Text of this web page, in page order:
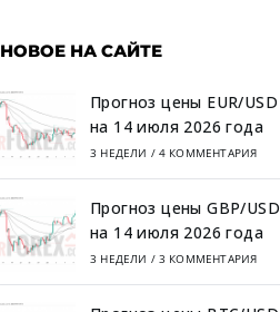
НОВОЕ НА САЙТЕ
Прогноз цены EUR/USD
на 14 июля 2026 года
3 НЕДЕЛИ / 4 КОММЕНТАРИЯ
Прогноз цены GBP/USD
на 14 июля 2026 года
3 НЕДЕЛИ / 3 КОММЕНТАРИЯ